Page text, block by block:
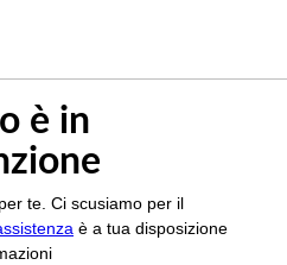
è in
te. Ci scusiamo per il
è a tua disposizione